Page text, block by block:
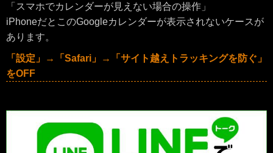
「スマホでカレンダーが見えない場合の操作」
iPhoneだとこのGoogleカレンダーが表示されないケースが
あります。
「設定」→「Safari」→「サイト越えトラッキングを防ぐ」
をOFF